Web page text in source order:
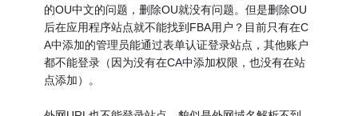
的OU中文的问题，删除OU就没有问题。但是删除OU
后在应用程序站点就不能找到FBA用户？目前只有在C
A中添加的管理员能通过表单认证登录站点，其他账户
都不能登录（因为没有在CA中添加权限，也没有在站
点添加）。